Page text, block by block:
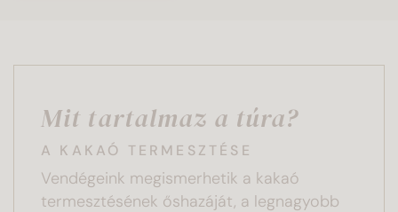
Mit tartalmaz a túra?
A KAKAÓ TERMESZTÉSE
Vendégeink megismerhetik a kakaó
termesztésének őshazáját, a legnagyobb